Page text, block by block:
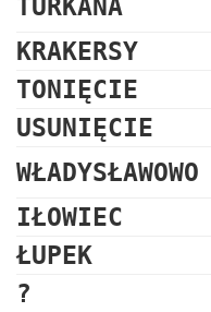
TURKANA
KRAKERSY
TONIĘCIE
USUNIĘCIE
WŁADYSŁAWOWO
IŁOWIEC
ŁUPEK
?